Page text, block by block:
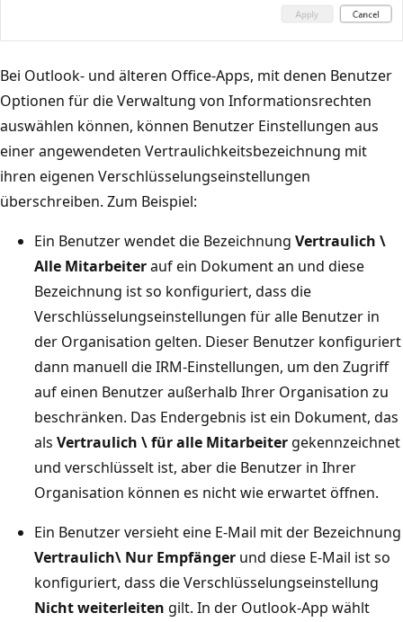
Bei Outlook- und älteren Office-Apps, mit denen Benutzer
Optionen für die Verwaltung von Informationsrechten
auswählen können, können Benutzer Einstellungen aus
einer angewendeten Vertraulichkeitsbezeichnung mit
ihren eigenen Verschlüsselungseinstellungen
überschreiben. Zum Beispiel:
Ein Benutzer wendet die Bezeichnung Vertraulich \
Alle Mitarbeiterauf ein Dokument an und diese
Bezeichnung ist so konfiguriert, dass die
Verschlüsselungseinstellungen für alle Benutzer in
der Organisation gelten. Dieser Benutzer konfiguriert
dann manuell die IRM-Einstellungen, um den Zugriff
auf einen Benutzer außerhalb Ihrer Organisation zu
beschränken. Das Endergebnis ist ein Dokument, das
als Vertraulich \ für alle Mitarbeiter gekennzeichnet
und verschlüsselt ist, aber die Benutzer in Ihrer
Organisation können es nicht wie erwartet öffnen.
Ein Benutzer versieht eine E-Mail mit der Bezeichnung
Vertraulich\ Nur Empfänger und diese E-Mail ist so
konfiguriert, dass die Verschlüsselungseinstellung
Nicht weiterleiten gilt. In der Outlook-App wählt